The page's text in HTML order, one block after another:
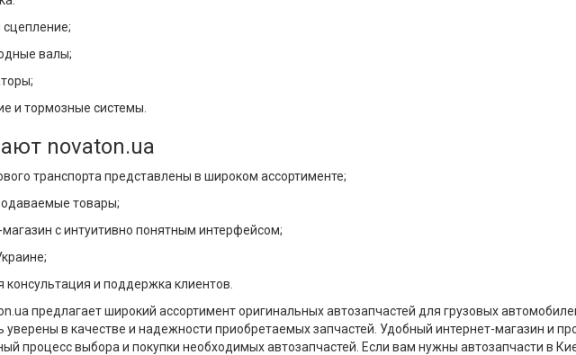
сцепление;
валы;
и тормозные системы.
novaton.ua
транспорта представлены в широком ассортименте;
товары;
с интуитивно понятным интерфейсом;
и поддержка клиентов.
предлагает широкий ассортимент оригинальных автозапчастей для грузовых
в качестве и надежности приобретаемых запчастей. Удобный интернет-магазин и
процесс выбора и покупки необходимых автозапчастей. Если вам нужны автозапчасти в